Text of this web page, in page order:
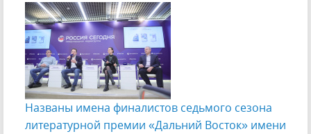
Названы имена финалистов седьмого сезона
литературной премии «Дальний Восток» имени